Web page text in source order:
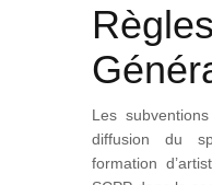
Règles
Les
diffusion du
formation